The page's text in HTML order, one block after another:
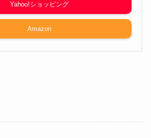
Yahoo!ショッピング
Amazon